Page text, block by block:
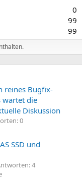
0
99
99
reines Bugfix-
wartet die
Diskussion
0
SSD und
4